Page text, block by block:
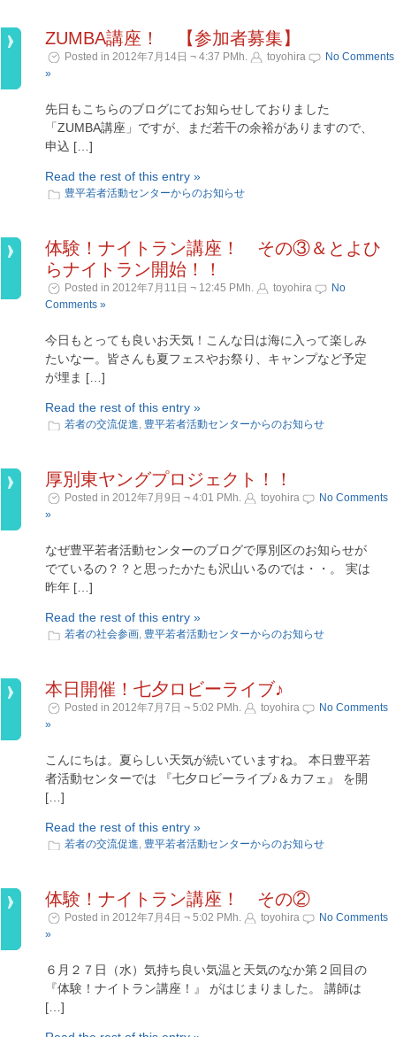
ZUMBA講座！ 【参加者募集】
Posted in 2012年7月14日 ¬ 4:37 PMh. toyohira
No Comments
»
先日もこちらのブログにてお知らせしておりました
「ZUMBA講座」ですが、まだ若干の余裕がありますので、
申込 […]
Read the rest of this entry »
豊平若者活動センターからのお知らせ
体験！ナイトラン講座！ その③＆とよひ
らナイトラン開始！！
Posted in 2012年7月11日 ¬ 12:45 PMh. toyohira
No
Comments »
今日もとっても良いお天気！こんな日は海に入って楽しみ
たいなー。皆さんも夏フェスやお祭り、キャンプなど予定
が埋ま […]
Read the rest of this entry »
若者の交流促進, 豊平若者活動センターからのお知らせ
厚別東ヤングプロジェクト！！
Posted in 2012年7月9日 ¬ 4:01 PMh. toyohira
No Comments
»
なぜ豊平若者活動センターのブログで厚別区のお知らせが
でているの？？と思ったかたも沢山いるのでは・・。 実は
昨年 […]
Read the rest of this entry »
若者の社会参画, 豊平若者活動センターからのお知らせ
本日開催！七夕ロビーライブ♪
Posted in 2012年7月7日 ¬ 5:02 PMh. toyohira
No Comments
»
こんにちは。夏らしい天気が続いていますね。 本日豊平若
者活動センターでは 『七夕ロビーライブ♪＆カフェ』 を開
[…]
Read the rest of this entry »
若者の交流促進, 豊平若者活動センターからのお知らせ
体験！ナイトラン講座！ その②
Posted in 2012年7月4日 ¬ 5:02 PMh. toyohira
No Comments
»
６月２７日（水）気持ち良い気温と天気のなか第２回目の
『体験！ナイトラン講座！』 がはじまりました。 講師は
[…]